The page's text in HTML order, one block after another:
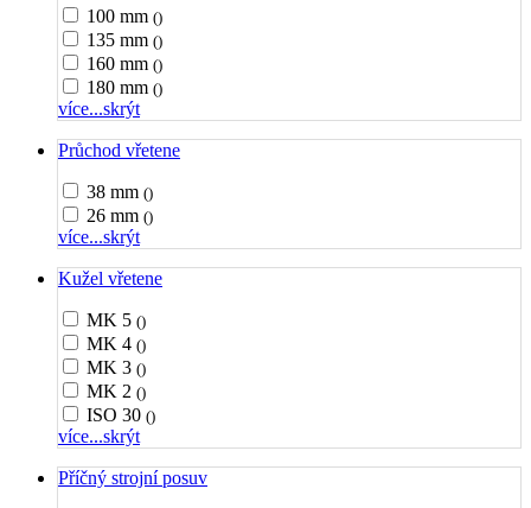
100 mm ()
135 mm ()
160 mm ()
180 mm ()
více...skrýt
Průchod vřetene
38 mm ()
26 mm ()
více...skrýt
Kužel vřetene
MK 5 ()
MK 4 ()
MK 3 ()
MK 2 ()
ISO 30 ()
více...skrýt
Příčný strojní posuv